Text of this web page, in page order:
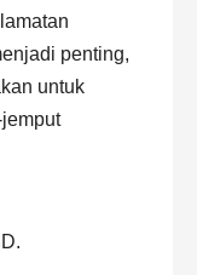
penting,
untuk